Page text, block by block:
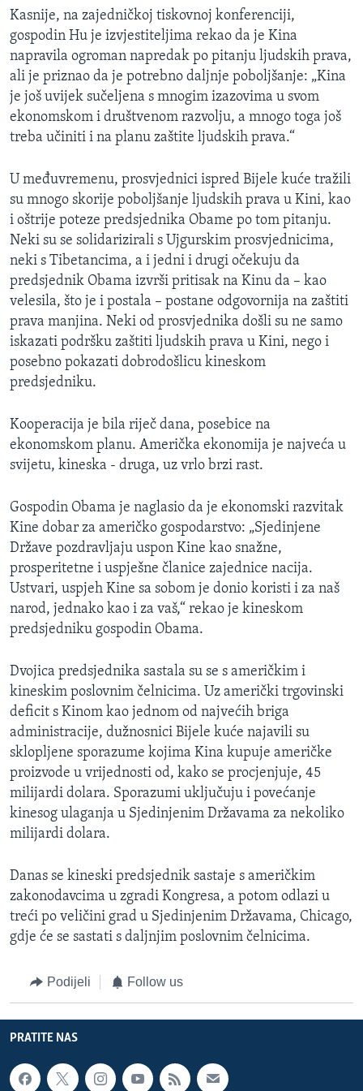
Kasnije, na zajedničkoj tiskovnoj konferenciji,
gospodin Hu je izvjestiteljima rekao da je Kina
napravila ogroman napredak po pitanju ljudskih prava,
ali je priznao da je potrebno daljnje poboljšanje: „Kina
je još uvijek sučeljena s mnogim izazovima u svom
ekonomskom i društvenom razvolju, a mnogo toga još
treba učiniti i na planu zaštite ljudskih prava.“
U međuvremenu, prosvjednici ispred Bijele kuće tražili
su mnogo skorije poboljšanje ljudskih prava u Kini, kao
i oštrije poteze predsjednika Obame po tom pitanju.
Neki su se solidarizirali s Ujgurskim prosvjednicima,
neki s Tibetancima, a i jedni i drugi očekuju da
predsjednik Obama izvrši pritisak na Kinu da – kao
velesila, što je i postala – postane odgovornija na zaštiti
prava manjina. Neki od prosvjednika došli su ne samo
iskazati podršku zaštiti ljudskih prava u Kini, nego i
posebno pokazati dobrodošlicu kineskom
predsjedniku.
Kooperacija je bila riječ dana, posebice na
ekonomskom planu. Američka ekonomija je najveća u
svijetu, kineska - druga, uz vrlo brzi rast.
Gospodin Obama je naglasio da je ekonomski razvitak
Kine dobar za američko gospodarstvo: „Sjedinjene
Države pozdravljaju uspon Kine kao snažne,
prosperitetne i uspješne članice zajednice nacija.
Ustvari, uspjeh Kine sa sobom je donio koristi i za naš
narod, jednako kao i za vaš,“ rekao je kineskom
predsjedniku gospodin Obama.
Dvojica predsjednika sastala su se s američkim i
kineskim poslovnim čelnicima. Uz američki trgovinski
deficit s Kinom kao jednom od najvećih briga
administracije, dužnosnici Bijele kuće najavili su
sklopljene sporazume kojima Kina kupuje američke
proizvode u vrijednosti od, kako se procjenjuje, 45
milijardi dolara. Sporazumi uključuju i povećanje
kinesog ulaganja u Sjedinjenim Državama za nekoliko
milijardi dolara.
Danas se kineski predsjednik sastaje s američkim
zakonodavcima u zgradi Kongresa, a potom odlazi u
treći po veličini grad u Sjedinjenim Državama, Chicago,
gdje će se sastati s daljnjim poslovnim čelnicima.
Podijeli Follow us
PRATITE NAS